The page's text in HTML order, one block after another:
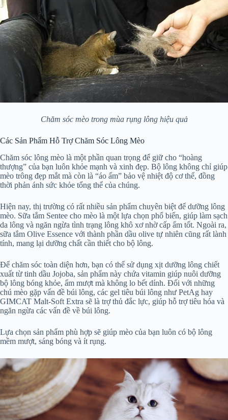
Chăm sóc mèo trong mùa rụng lông hiệu quả
Các Sản Phẩm Hỗ Trợ Chăm Sóc Lông Mèo
Chăm sóc lông mèo là một phần quan trọng để giữ cho “hoàng
thượng” của bạn luôn khỏe mạnh và xinh đẹp. Bộ lông không chỉ giúp
mèo trông đẹp mắt mà còn là “áo ấm” bảo vệ nhiệt độ cơ thể, đồng
thời phản ánh sức khỏe tổng thể của chúng.
Hiện nay, thị trường có rất nhiều sản phẩm chuyên biệt để dưỡng lông
mèo. Sữa tắm Sentee cho mèo là một lựa chọn phổ biến, giúp làm sạch
da lông và ngăn ngừa tình trạng lông khô xơ nhờ cấp ẩm tốt. Ngoài ra,
sữa tắm Olive Essence với thành phần dầu olive tự nhiên cũng rất lành
tính, mang lại dưỡng chất cần thiết cho bộ lông.
Để chăm sóc toàn diện hơn, bạn có thể sử dụng xịt dưỡng lông chiết
xuất từ tinh dầu Jojoba, sản phẩm này chứa vitamin giúp nuôi dưỡng
bộ lông bóng khỏe, ẩm mượt mà không lo bết dính. Đối với những
chú mèo gặp vấn đề búi lông, các gel tiêu búi lông như PetAg hay
GIMCAT Malt-Soft Extra sẽ là trợ thủ đắc lực, giúp hỗ trợ tiêu hóa và
ngăn ngừa các vấn đề về búi lông.
Lựa chọn sản phẩm phù hợp sẽ giúp mèo của bạn luôn có bộ lông
mềm mượt, sáng bóng và ít rụng.